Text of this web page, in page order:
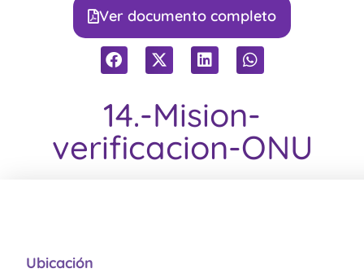
14.-Mision-
verificacion-ONU
Ver documento completo
Ubicación